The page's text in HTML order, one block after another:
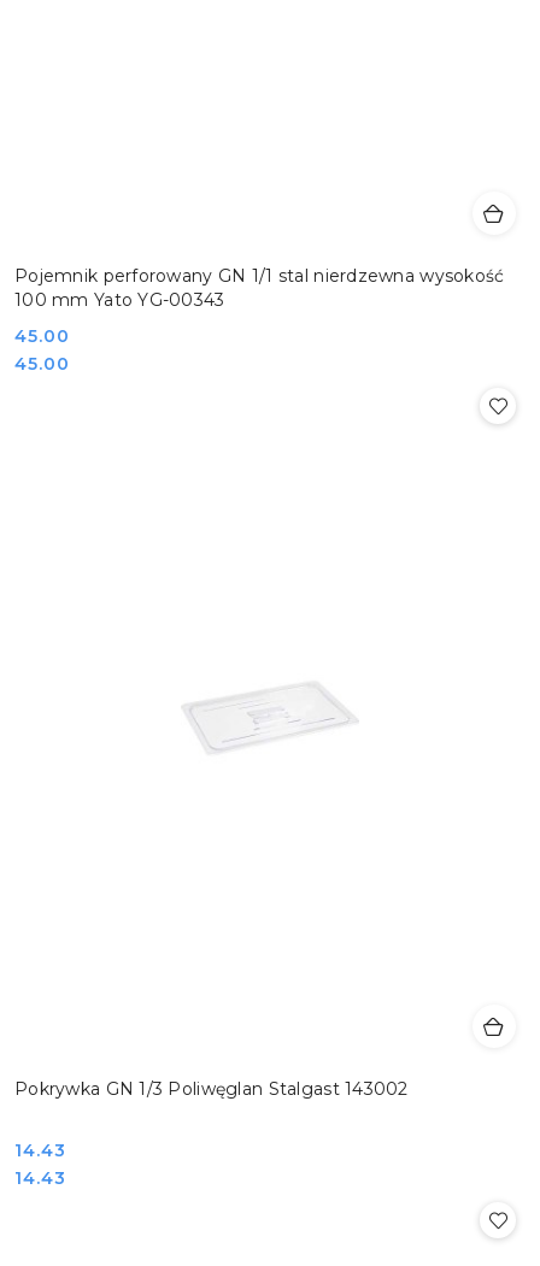
Pojemnik perforowany GN 1/1 stal nierdzewna wysokość
100 mm Yato YG-00343
Cena:
45.00
Cena:
45.00
Pokrywka GN 1/3 Poliwęglan Stalgast 143002
Cena:
14.43
Cena:
14.43